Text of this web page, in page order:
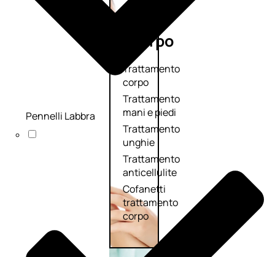
Corpo
Trattamento
corpo
Trattamento
mani e piedi
Trattamento
unghie
Trattamento
anticellulite
Cofanetti
trattamento
corpo
Pennelli Labbra